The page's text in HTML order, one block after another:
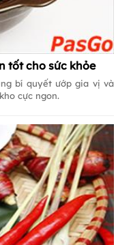
tốt cho sức khỏe
bí quyết ướp gia vị và
cực ngon.